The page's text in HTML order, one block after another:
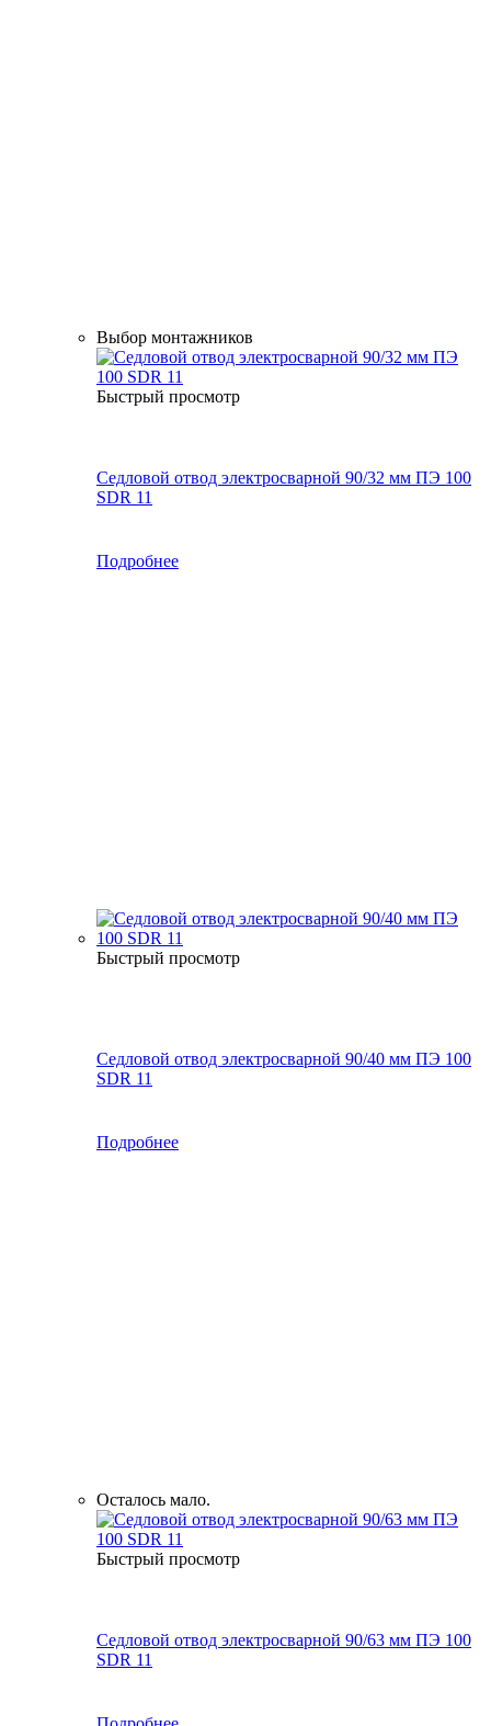
Выбор монтажников
Быстрый просмотр
Седловой отвод электросварной 90/32 мм ПЭ 100
SDR 11
Подробнее
Быстрый просмотр
Седловой отвод электросварной 90/40 мм ПЭ 100
SDR 11
Подробнее
Осталось мало.
Быстрый просмотр
Седловой отвод электросварной 90/63 мм ПЭ 100
SDR 11